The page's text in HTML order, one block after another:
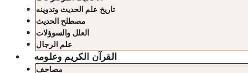
تاريخ علم الحديث وتدوينه
مصطلح الحديث
العلل والسوؤلات
علم الرجال
القرآن الكريم وعلومه
مصاحف